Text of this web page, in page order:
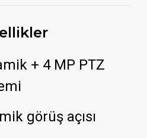
+ 4 MP PTZ
görüş açısı